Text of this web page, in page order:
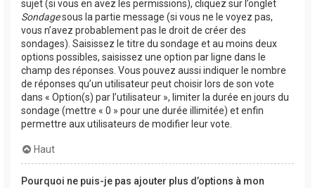
sujet (si vous en avez les permissions), cliquez sur l’onglet
Sondagesous la partie message (si vous ne le voyez pas,
vous n’avez probablement pas le droit de créer des
sondages). Saisissez le titre du sondage et au moins deux
options possibles, saisissez une option par ligne dans le
champ des réponses. Vous pouvez aussi indiquer le nombre
de réponses qu’un utilisateur peut choisir lors de son vote
dans « Option(s) par l’utilisateur », limiter la durée en jours du
sondage (mettre « 0 » pour une durée illimitée) et enfin
permettre aux utilisateurs de modifier leur vote.
Haut
Pourquoi ne puis-je pas ajouter plus d’options à mon